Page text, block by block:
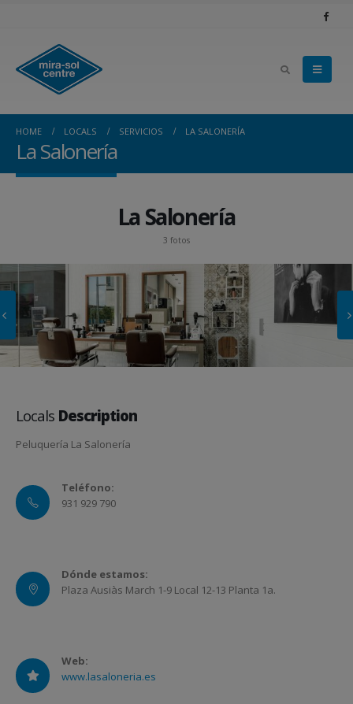
HOME LOCALS SERVICIOS LA SALONERÍA
La Salonería
La Salonería
3 fotos
Locals Description
Peluquería La Salonería
Teléfono:
931 929 790
Dónde estamos:
Plaza Ausiàs March 1-9 Local 12-13 Planta 1a.
Web:
www.lasaloneria.es